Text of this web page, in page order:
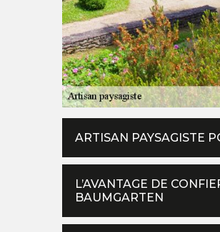
ARTISAN PAYSAGISTE
L’AVANTAGE DE
BAUMGARTEN